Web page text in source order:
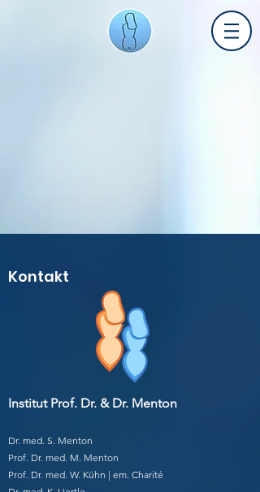
Kontakt
Institut Prof. Dr. & Dr. Menton
Dr. med. S. Menton
Prof. Dr. med. M. Menton
Prof. Dr. med. W. Kühn | em. Charité